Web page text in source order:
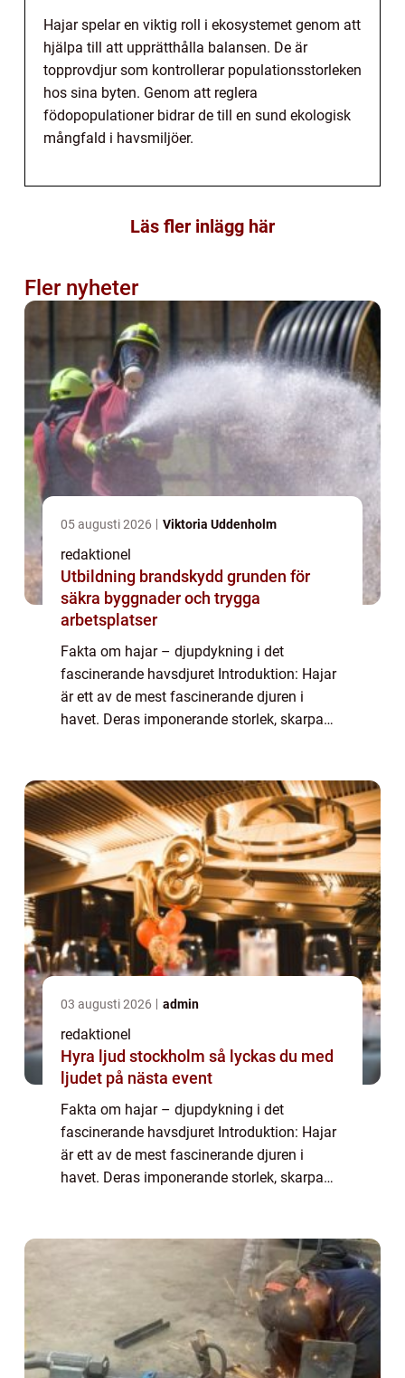
Hajar spelar en viktig roll i ekosystemet genom att
hjälpa till att upprätthålla balansen. De är
topprovdjur som kontrollerar populationsstorleken
hos sina byten. Genom att reglera
födopopulationer bidrar de till en sund ekologisk
mångfald i havsmiljöer.
Läs fler inlägg här
Fler nyheter
05 augusti 2026 Viktoria Uddenholm
redaktionel
Utbildning brandskydd grunden för
säkra byggnader och trygga
arbetsplatser
Fakta om hajar – djupdykning i det
fascinerande havsdjuret Introduktion: Hajar
är ett av de mest fascinerande djuren i
havet. Deras imponerande storlek, skarpa
03 augusti 2026 admin
redaktionel
Hyra ljud stockholm så lyckas du med
ljudet på nästa event
Fakta om hajar – djupdykning i det
fascinerande havsdjuret Introduktion: Hajar
är ett av de mest fascinerande djuren i
havet. Deras imponerande storlek, skarpa